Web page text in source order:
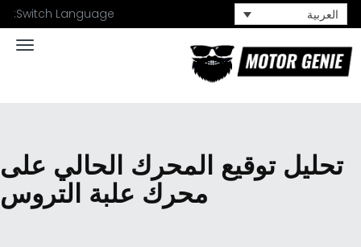
Switch Language:
العربية
تحليل توقيع المحرك الحالي على
محرك علبة التروس